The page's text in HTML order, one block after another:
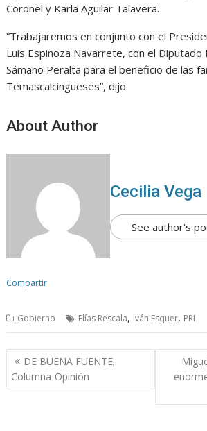
Coronel y Karla Aguilar Talavera.
“Trabajaremos en conjunto con el
Luis Espinoza Navarrete, con el Diputado
Sámano Peralta para el beneficio de las
Temascalcingueses”, dijo.
About Author
Cecilia Vega
See author's
Compartir
Gobierno Elías Rescala, Iván Esquer, PRI
N
a
v
DE BUENA FUENTE;
Columna-Opinión